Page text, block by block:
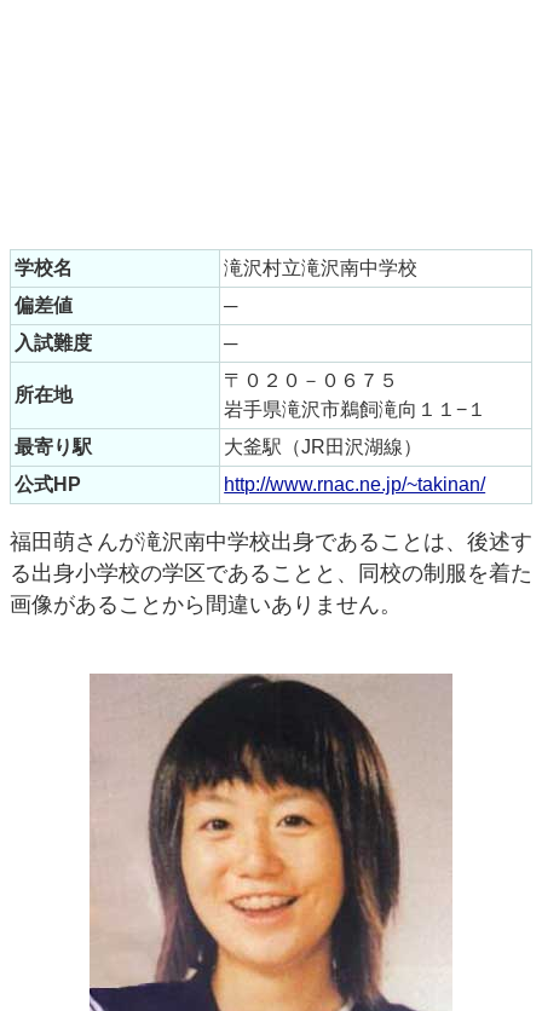
学校名
滝沢村立滝沢南中学校
偏差値
─
入試難度
─
所在地
〒０２０－０６７５
岩手県滝沢市鵜飼滝向１１−１
最寄り駅
大釜駅（JR田沢湖線）
公式HP
http://www.rnac.ne.jp/~takinan/
福田萌さんが滝沢南中学校出身であることは、後述す
る出身小学校の学区であることと、同校の制服を着た
画像があることから間違いありません。